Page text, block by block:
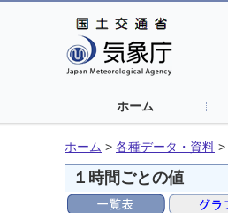
ホーム
ホーム > 各種データ・資料 >
１時間ごとの値